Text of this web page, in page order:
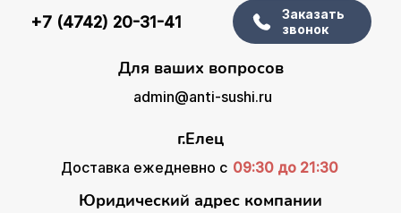
+7 (4742) 20-31-41
Заказать
звонок
Для ваших вопросов
admin@anti-sushi.ru
г.Елец
Доставка ежедневно с 09:30 до 21:30
Юридический адрес компании